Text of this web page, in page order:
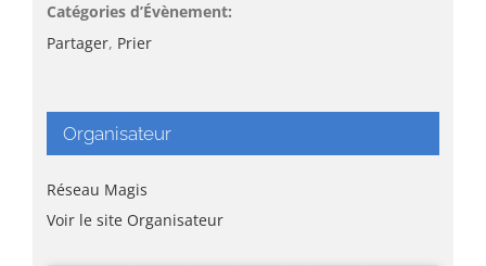
Catégories d’Évènement:
Partager, Prier
Organisateur
Réseau Magis
Voir le site Organisateur